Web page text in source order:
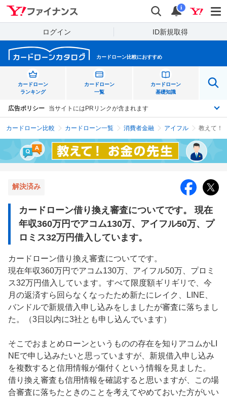
Yahoo!ファイナンス
検索 通知
i
ログイン ID新規取得
カードローン比較におすすめ
カードローン
ランキング
カードローン
一覧
カードローン
基礎知識
広告ポリシー 当サイトにはPRリンクが含まれます
カードローン比較 カードローン一覧 消費者金融 アイフル
解決済み
カードローン借り換え審査についてです。 現在
年収360万円でアコム130万、アイフル50万、プ
ロミス32万円借入しています。
カードローン借り換え審査についてです。
現在年収360万円でアコム130万、アイフル50万、プロミ
ス32万円借入しています。すべて限度額ギリギリで、今
月の返済すら回らなくなったため新たにレイク、LINE、
バンドルで新規借入申し込みをしましたが審査に落ちまし
た。（3日以内に3社とも申し込んでいます）
そこでおまとめローンというものの存在を知りアコムかLI
NEで申し込みたいと思っていますが、新規借入申し込み
を複数すると信用情報が傷付くという情報を見ました。
借り換え審査も信用情報を確認すると思いますが、この場
合審査に落ちたときのことを考えてやめておいた方がいい